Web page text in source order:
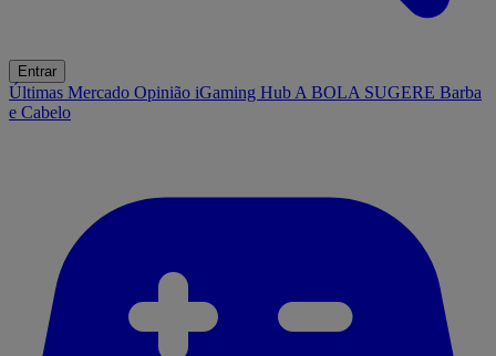
Entrar
Últimas Mercado Opinião iGaming Hub A BOLA SUGERE Barba
e Cabelo